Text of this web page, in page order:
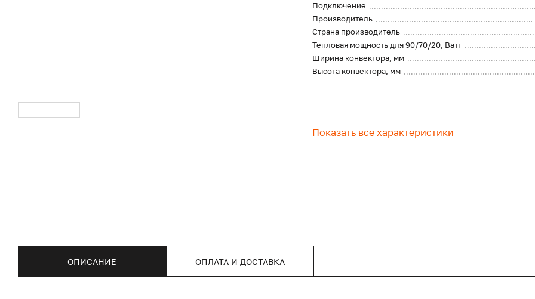
Подключение
Производитель
Страна производитель
Тепловая мощность для 90/70/20, Ватт
Ширина конвектора, мм
Высота конвектора, мм
Показать все характеристики
ОПИСАНИЕ ОПЛАТА И ДОСТАВКА